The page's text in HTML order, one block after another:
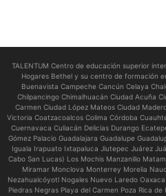
TALENTUM Centro de educación superior
Hogares Bethel y su centro de formación
Buenavista Campeche Cancún Celaya
Chilpancingo Chimalhuacán Ciudad Acuña
Carmen Ciudad López Mateos Ciudad
Victoria Coatzacoalcos Colima Córdoba
Cuernavaca Culiacán Delicias Durango
Gómez Palacio Guadalajara Guadalupe
Iguala Irapuato Ixtapaluca Jiutepec Juárez
Cabo San Lucas) Los Mochis Manzanillo
Miramar Monclova Monterrey Morelia
Nezahualcóyotl Nogales Nuevo Laredo
Piedras Negras Playa del Carmen Poza Rica